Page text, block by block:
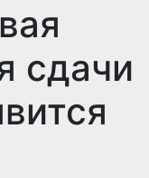
сдачи